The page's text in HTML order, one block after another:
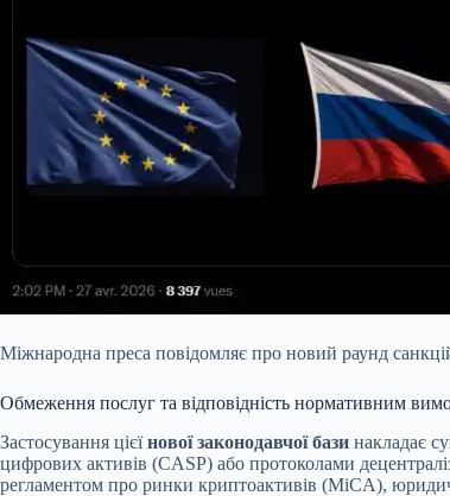
Міжнародна преса повідомляє про новий раунд
Обмеження послуг та відповідність нормативним
Застосування цієїнової законодавчої бази накладає
цифрових активів (CASP) або протоколами
регламентом про ринки криптоактивів (MiCA),